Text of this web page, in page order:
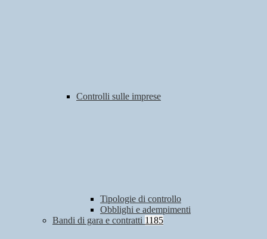
Controlli sulle imprese
Tipologie di controllo
Obblighi e adempimenti
Bandi di gara e contratti 1185